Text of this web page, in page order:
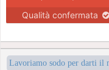
Qualità confermata
Lavoriamo sodo per darti il